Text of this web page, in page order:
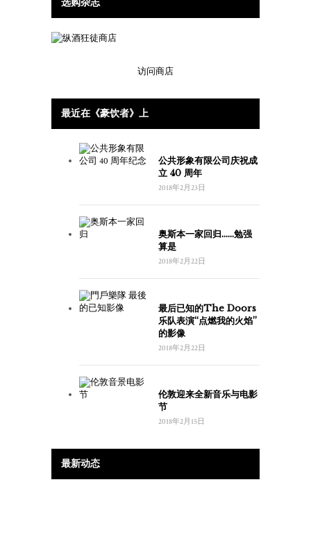
访问商店
最近在《豪饮者》上
公共形象有限公司庆祝成
立 40 周年
2018年2月23日
奥斯本一家回归……勉强
算是
2018年2月22日
最后已知的The Doors
乐队表演“点燃我的火焰”
的影像
2018年2月22日
伦敦迎来全新音乐与电影
节
2018年2月15日
最新动态